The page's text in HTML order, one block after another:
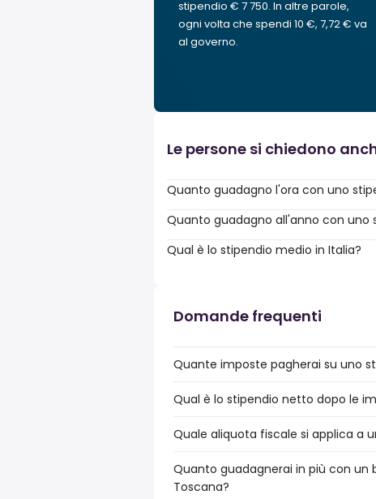
stipendio € 7 750. In altre parole,
ogni volta che spendi 10 €, 7,72 € va
al governo.
Le persone si chiedono
Quanto guadagno l'ora con uno
Quanto guadagno all'anno con uno
Qual è lo stipendio medio in Italia?
Domande frequenti
Quante imposte pagherai su uno
Qual è lo stipendio netto dopo le
Quale aliquota fiscale si applica a
Quanto guadagnerai in più con un
Toscana?